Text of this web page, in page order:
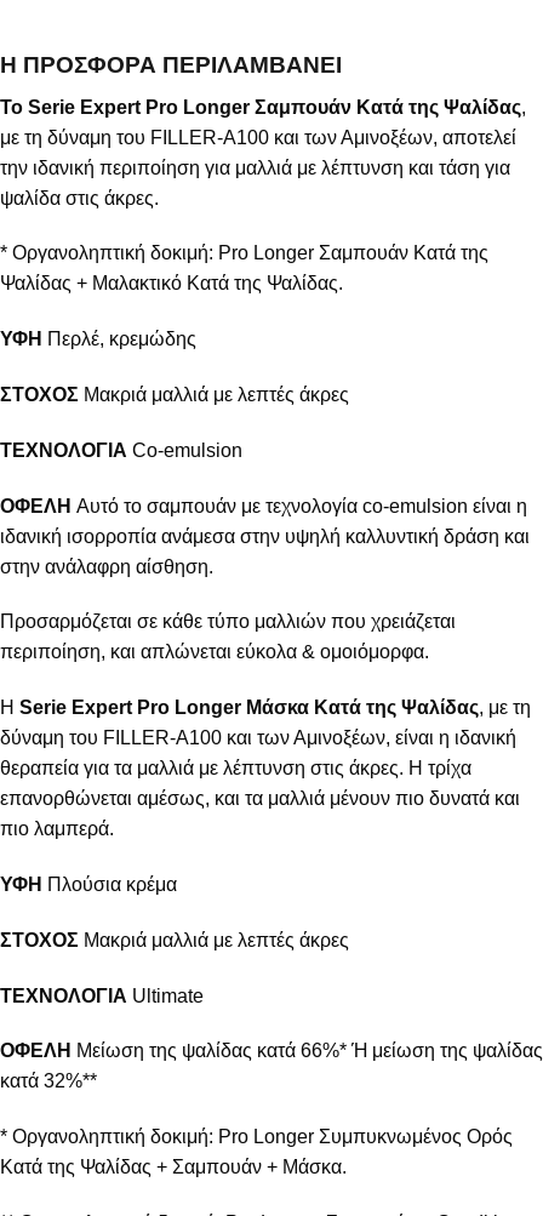
Η ΠΡΟΣΦΟΡΑ ΠΕΡΙΛΑΜΒΑΝΕΙ
Το Serie Expert Pro Longer Σαμπουάν Κατά της Ψαλίδας,
με τη δύναμη του FILLER-A100 και των Αμινοξέων, αποτελεί
την ιδανική περιποίηση για μαλλιά με λέπτυνση και τάση για
ψαλίδα στις άκρες.
* Οργανοληπτική δοκιμή: Pro Longer Σαμπουάν Κατά της
Ψαλίδας + Μαλακτικό Κατά της Ψαλίδας.
ΥΦΗ Περλέ, κρεμώδης
ΣΤΟΧΟΣ Μακριά μαλλιά με λεπτές άκρες
ΤΕΧΝΟΛΟΓΙΑ Co-emulsion
ΟΦΕΛΗ Αυτό το σαμπουάν με τεχνολογία co-emulsion είναι η
ιδανική ισορροπία ανάμεσα στην υψηλή καλλυντική δράση και
στην ανάλαφρη αίσθηση.
Προσαρμόζεται σε κάθε τύπο μαλλιών που χρειάζεται
περιποίηση, και απλώνεται εύκολα & ομοιόμορφα.
Η Serie Expert Pro Longer Μάσκα Κατά της Ψαλίδας, με τη
δύναμη του FILLER-A100 και των Αμινοξέων, είναι η ιδανική
θεραπεία για τα μαλλιά με λέπτυνση στις άκρες. Η τρίχα
επανορθώνεται αμέσως, και τα μαλλιά μένουν πιο δυνατά και
πιο λαμπερά.
ΥΦΗ Πλούσια κρέμα
ΣΤΟΧΟΣ Μακριά μαλλιά με λεπτές άκρες
ΤΕΧΝΟΛΟΓΙΑ Ultimate
ΟΦΕΛΗ Μείωση της ψαλίδας κατά 66%* Ή μείωση της ψαλίδας
κατά 32%**
* Οργανοληπτική δοκιμή: Pro Longer Συμπυκνωμένος Ορός
Κατά της Ψαλίδας + Σαμπουάν + Μάσκα.